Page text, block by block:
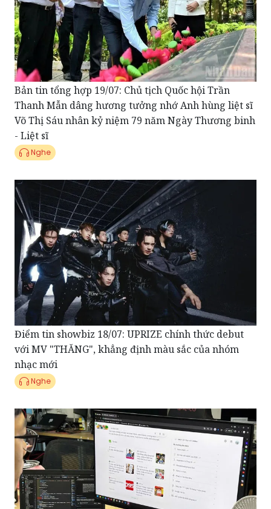
Bản tin tổng hợp 19/07: Chủ tịch Quốc hội Trần
Thanh Mẫn dâng hương tưởng nhớ Anh hùng liệt sĩ
Võ Thị Sáu nhân kỷ niệm 79 năm Ngày Thương binh
- Liệt sĩ
Nghe
Điểm tin showbiz 18/07: UPRIZE chính thức debut
với MV "THĂNG", khẳng định màu sắc của nhóm
nhạc mới
Nghe